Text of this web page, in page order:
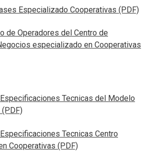
Especializado Cooperativas (PDF)Se
de Operadores del Centro de
especializado en Cooperativas
nueva pestana
Tecnicas del Modelo
Se abre en nueva pestana
Tecnicas Centro
Cooperativas (PDF)Se abre en nueva